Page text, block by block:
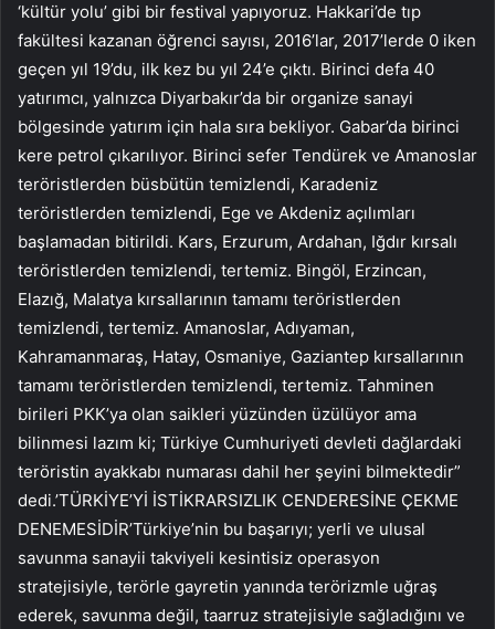
‘kültür yolu’ gibi bir festival yapıyoruz. Hakkari’de tıp
fakültesi kazanan öğrenci sayısı, 2016’lar, 2017’lerde 0 iken
geçen yıl 19’du, ilk kez bu yıl 24’e çıktı. Birinci defa 40
yatırımcı, yalnızca Diyarbakır’da bir organize sanayi
bölgesinde yatırım için hala sıra bekliyor. Gabar’da birinci
kere petrol çıkarılıyor. Birinci sefer Tendürek ve Amanoslar
teröristlerden büsbütün temizlendi, Karadeniz
teröristlerden temizlendi, Ege ve Akdeniz açılımları
başlamadan bitirildi. Kars, Erzurum, Ardahan, Iğdır kırsalı
teröristlerden temizlendi, tertemiz. Bingöl, Erzincan,
Elazığ, Malatya kırsallarının tamamı teröristlerden
temizlendi, tertemiz. Amanoslar, Adıyaman,
Kahramanmaraş, Hatay, Osmaniye, Gaziantep kırsallarının
tamamı teröristlerden temizlendi, tertemiz. Tahminen
birileri PKK’ya olan saikleri yüzünden üzülüyor ama
bilinmesi lazım ki; Türkiye Cumhuriyeti devleti dağlardaki
teröristin ayakkabı numarası dahil her şeyini bilmektedir”
dedi.’TÜRKİYE’Yİ İSTİKRARSIZLIK CENDERESİNE ÇEKME
DENEMESİDİR’Türkiye’nin bu başarıyı; yerli ve ulusal
savunma sanayii takviyeli kesintisiz operasyon
stratejisiyle, terörle gayretin yanında terörizmle uğraş
ederek, savunma değil, taarruz stratejisiyle sağladığını ve